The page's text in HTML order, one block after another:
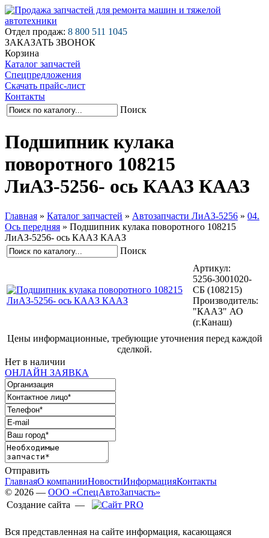
Отдел продаж: 8 800 511 1045
ЗАКАЗАТЬ ЗВОНОК
Корзина
Каталог запчастей
Спецпредложения
Скачать прайс-лист
Контакты
Поиск
Подшипник кулака
поворотного 108215
ЛиАЗ-5256- ось КААЗ КААЗ
Главная » Каталог запчастей » Автозапчасти ЛиАЗ-5256 » 04.
Ось передняя » Подшипник кулака поворотного 108215
ЛиАЗ-5256- ось КААЗ КААЗ
Поиск
Артикул:
5256-3001020-
СБ (108215)
Производитель:
"КААЗ" АО
(г.Канаш)
Цены информационные, требующие уточнения перед каждой
сделкой.
Нет в наличии
ОНЛАЙН ЗАЯВКА
Отправить
ГлавнаяО компанииНовостиИнформацияКонтакты
© 2026 — ООО «СпецАвтоЗапчасть»
Создание сайта —
Вся представленная на сайте информация, касающаяся